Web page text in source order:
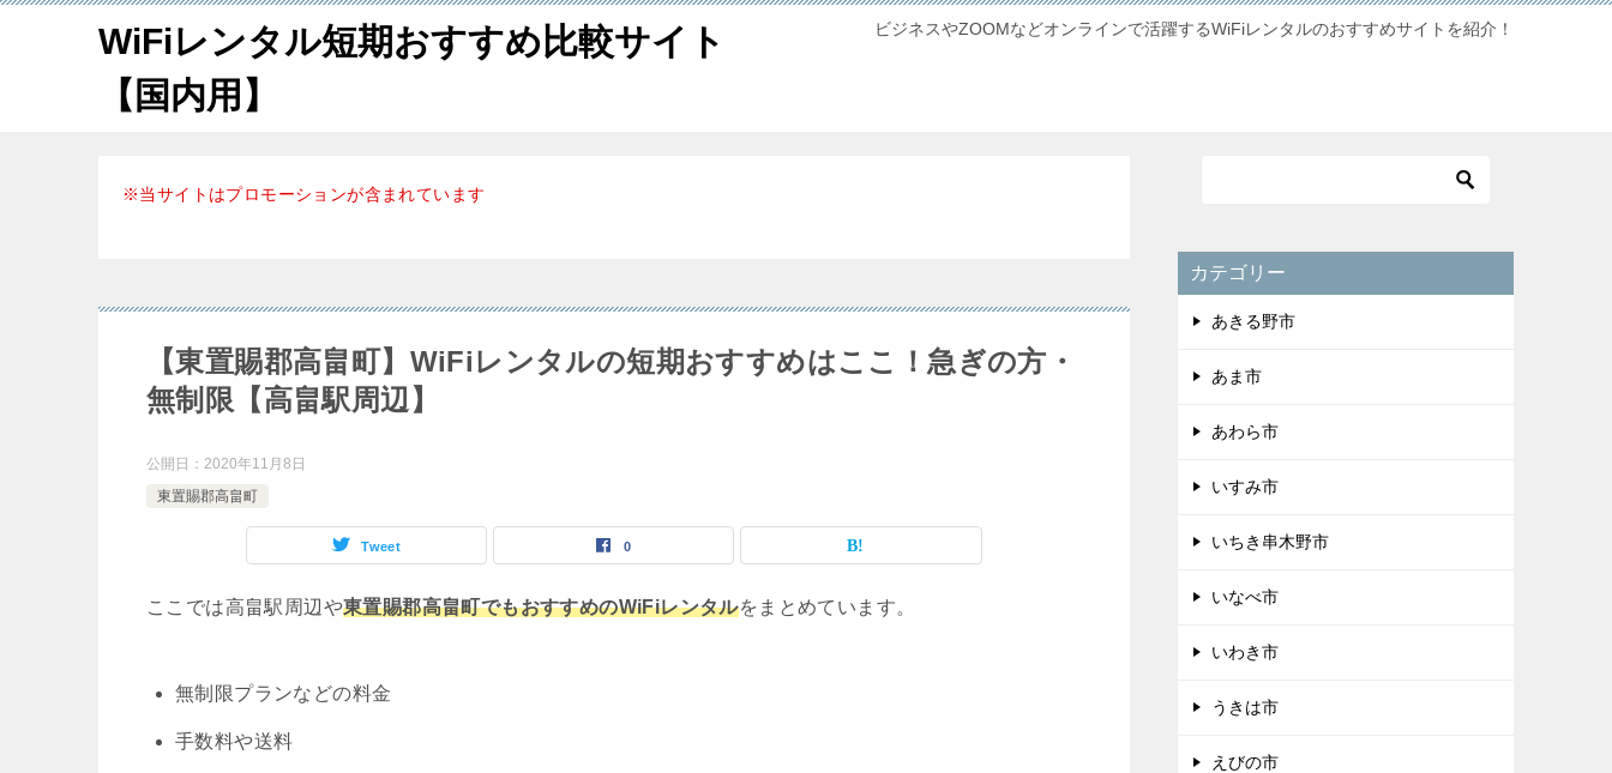
WiFiレンタル短期おすすめ比較サイト
【国内用】
ビジネスやZOOMなどオンラインで活躍するWiFiレンタルのおすすめサイトを紹介！
※当サイトはプロモーションが含まれています
【東置賜郡高畠町】WiFiレンタルの短期おすすめはここ！急ぎの方・
無制限【高畠駅周辺】
公開日： 2020年11月8日
東置賜郡高畠町
Tweet 0
ここでは高畠駅周辺や東置賜郡高畠町でもおすすめのWiFiレンタルをまとめています。
無制限プランなどの料金
手数料や送料
カテゴリー
あきる野市
あま市
あわら市
いすみ市
いちき串木野市
いなべ市
いわき市
うきは市
えびの市